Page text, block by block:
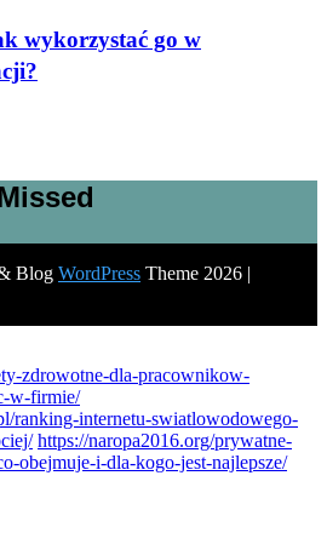
wykorzystać go w
Blog WordPress Theme 2026 |
zdrowotne-dla-pracownikow-
w-firmie/
ranking-internetu-swiatlowodowego-
https://naropa2016.org/prywatne-
obejmuje-i-dla-kogo-jest-najlepsze/